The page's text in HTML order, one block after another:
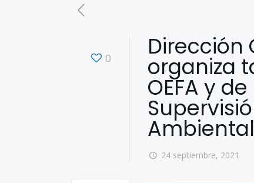
0 Dirección
organiza
OEFA y
24 septiembre, 2021